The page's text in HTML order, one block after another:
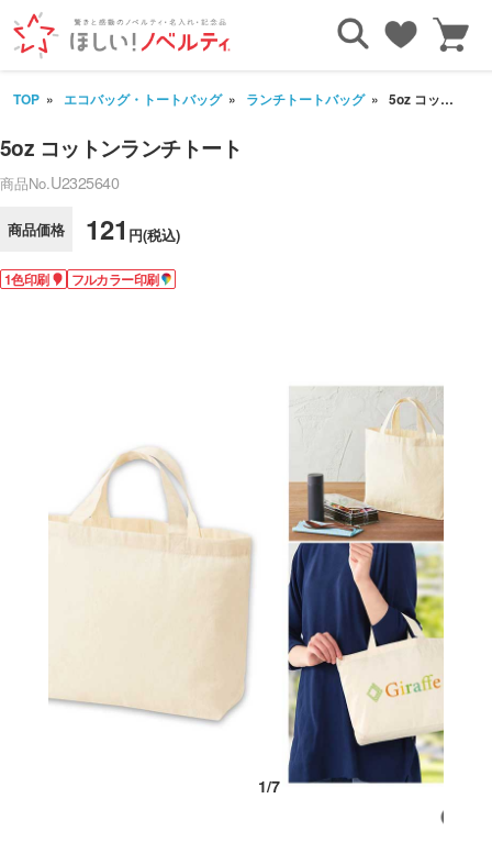
TOP エコバッグ・トートバッグ ランチトートバッグ 5oz コットンランチトート
5oz コットンランチトート
商品No.U2325640
商品価格 121 円(税込)
1色印刷 フルカラー印刷
1/7